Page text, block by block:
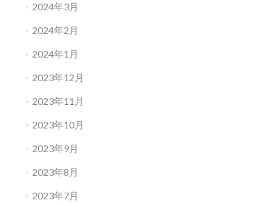
2024年3月
2024年2月
2024年1月
2023年12月
2023年11月
2023年10月
2023年9月
2023年8月
2023年7月